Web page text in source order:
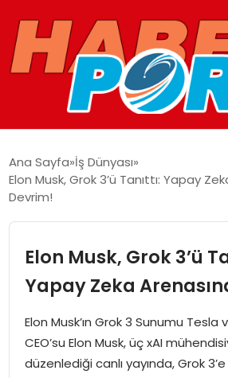
GUNCEL
SPOR
MAGAZIN
Ana Sayfa İş Dünyası
Elon Musk, Grok 3’ü Tanıttı: Yapay
Devrim!
Elon Musk, Grok 3’ü
Yapay Zeka
Elon Musk’ın Grok 3 Sunumu Tesla
CEO’su Elon Musk, üç xAI
düzenlediği canlı yayında, Grok